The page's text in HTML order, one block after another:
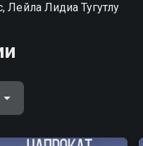
Лидиа Тугутлу